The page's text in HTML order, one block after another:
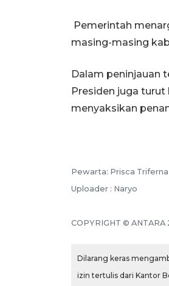
Pemerintah
masing-masing
Dalam peninjauan
Presiden juga
menyaksikan
Pewarta: Prisca
Uploader : Naryo
COPYRIGHT © ANTARA
Dilarang keras
izin tertulis dari Kantor